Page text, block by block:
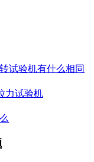
试验机有什么相同
力试验机